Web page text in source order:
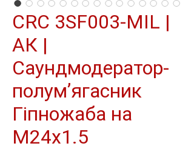
CRC 3SF003-MIL |
АК |
Саундмодератор-
полумʼягасник
Гіпножаба на
М24х1.5